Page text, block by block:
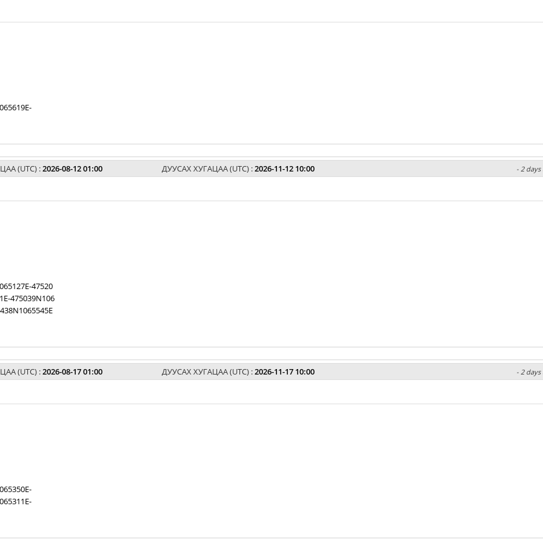
(UTC) :2026-08-12 01:00 ДУУСАХ ХУГАЦАА (UTC) :2026-11-12 10:00 - 2 days
47520
475039N106
(UTC) :2026-08-17 01:00 ДУУСАХ ХУГАЦАА (UTC) :2026-11-17 10:00 - 2 days